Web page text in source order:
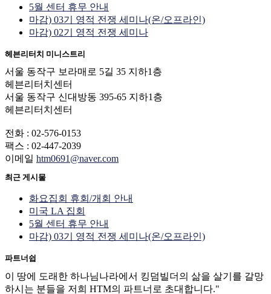
5월 센터 휴무 안내
마감) 03기 영적 전쟁 세미나(온/오프라인)
마감) 02기 영적 전쟁 세미나
헤븐리터치 미니스트리
서울 동작구 보라매로 5길 35 지하1층
헤븐리터치센터
서울 동작구 신대방동 395-65 지하1층
헤븐리터치센터
전화 : 02-576-0153
팩스 : 02-447-2039
이메일 htm0691@naver.com
최근 게시물
화요집회 휴회/개회 안내
미국 LA 집회
5월 센터 휴무 안내
마감) 03기 영적 전쟁 세미나(온/오프라인)
파트너쉽
이 땅에 도래한 하나님나라에서 킹덤빌더의 삶을 살기를 갈망
하시는 분들을 저희 HTM의 파트너로 초대합니다."